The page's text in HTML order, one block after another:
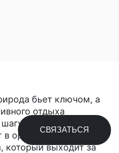
бьет ключом, а
отдыха
Мы предлагаем
организации
который выходит за
СВЯЗАТЬСЯ